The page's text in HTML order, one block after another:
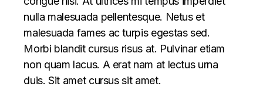
nulla malesuada pellentesque. Netus et
malesuada fames ac turpis egestas sed.
Morbi blandit cursus risus at. Pulvinar etiam
non quam lacus. A erat nam at lectus urna
duis. Sit amet cursus sit amet.